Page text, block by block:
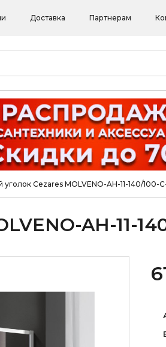
Доставка Партнерам
Cezares MOLVENO-AH-11-140/100-
AH-11-